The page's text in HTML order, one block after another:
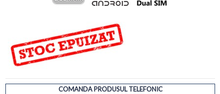
COMANDA PRODUSUL TELEFONIC